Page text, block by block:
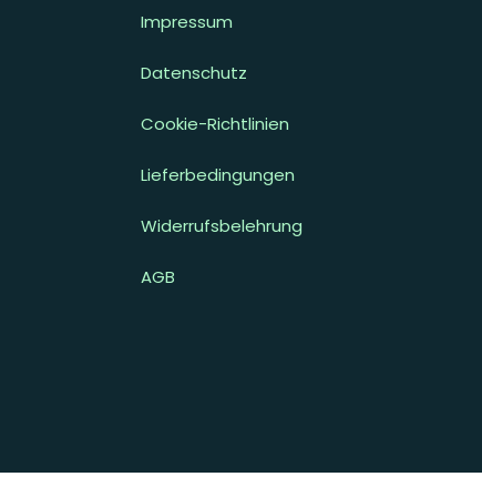
Impressum
Datenschutz
Cookie-Richtlinien
Lieferbedingungen
Widerrufsbelehrung
AGB